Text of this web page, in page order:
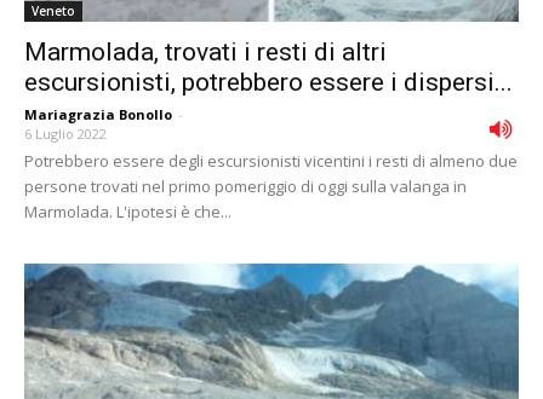
Veneto
Marmolada, trovati i resti di altri
escursionisti, potrebbero essere i dispersi...
Mariagrazia Bonollo -
6 Luglio 2022
Potrebbero essere degli escursionisti vicentini i resti di almeno due
persone trovati nel primo pomeriggio di oggi sulla valanga in
Marmolada. L'ipotesi è che...